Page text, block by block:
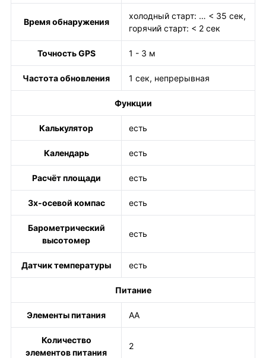
Время обнаружения
холодный старт: … < 35 сек,
горячий старт: < 2 сек
Точность GPS 1 - 3 м
Частота обновления 1 сек, непрерывная
Функции
Калькулятор есть
Календарь есть
Расчёт площади есть
3х-осевой компас есть
Барометрический
высотомер
есть
Датчик температуры есть
Питание
Элементы питания AA
Количество
элементов питания
2